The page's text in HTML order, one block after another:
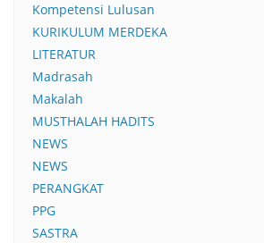
Kompetensi Lulusan
KURIKULUM MERDEKA
LITERATUR
Madrasah
Makalah
MUSTHALAH HADITS
NEWS
NEWS
PERANGKAT
PPG
SASTRA